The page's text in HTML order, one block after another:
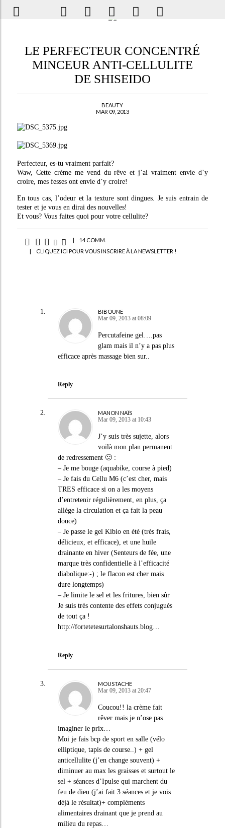
LE PERFECTEUR CONCENTRÉ
MINCEUR ANTI-CELLULITE
DE SHISEIDO
BEAUTY
MAR 09, 2013
Perfecteur, es-tu vraiment parfait?
Waw, Cette crème me vend du rêve et j’ai vraiment envie d’y
croire, mes fesses ont envie d’y croire!
En tous cas, l’odeur et la texture sont dingues. Je suis entrain de
tester et je vous en dirai des nouvelles!
Et vous? Vous faites quoi pour votre cellulite?
|
14 COMM.
|
CLIQUEZ ICI POUR VOUS INSCRIRE À LA NEWSLETTER !
BIBOUNE
Mar 09, 2013 at 08:09
Percutafeine gel….pas
glam mais il n’y a pas plus
efficace après massage bien sur..
Reply
MANON NAÏS
Mar 09, 2013 at 10:43
J’y suis très sujette, alors
voilà mon plan permanent
de redressement 🙂 :
– Je me bouge (aquabike, course à pied)
– Je fais du Cellu M6 (c’est cher, mais
TRES efficace si on a les moyens
d’entretenir régulièrement, en plus, ça
allège la circulation et ça fait la peau
douce)
– Je passe le gel Kibio en été (très frais,
délicieux, et efficace), et une huile
drainante en hiver (Senteurs de fée, une
marque très confidentielle à l’efficacité
diabolique:-) ; le flacon est cher mais
dure longtemps)
– Je limite le sel et les fritures, bien sûr
Je suis très contente des effets conjugués
de tout ça !
http://fortetetesurtalonshauts.blog…
Reply
MOUSTACHE
Mar 09, 2013 at 20:47
Coucou!! la crème fait
rêver mais je n’ose pas
imaginer le prix…
Moi je fais bcp de sport en salle (vélo
elliptique, tapis de course..) + gel
anticellulite (j’en change souvent) +
diminuer au max les graisses et surtout le
sel + séances d’Ipulse qui marchent du
feu de dieu (j’ai fait 3 séances et je vois
déjà le résultat)+ compléments
alimentaires drainant que je prend au
milieu du repas…